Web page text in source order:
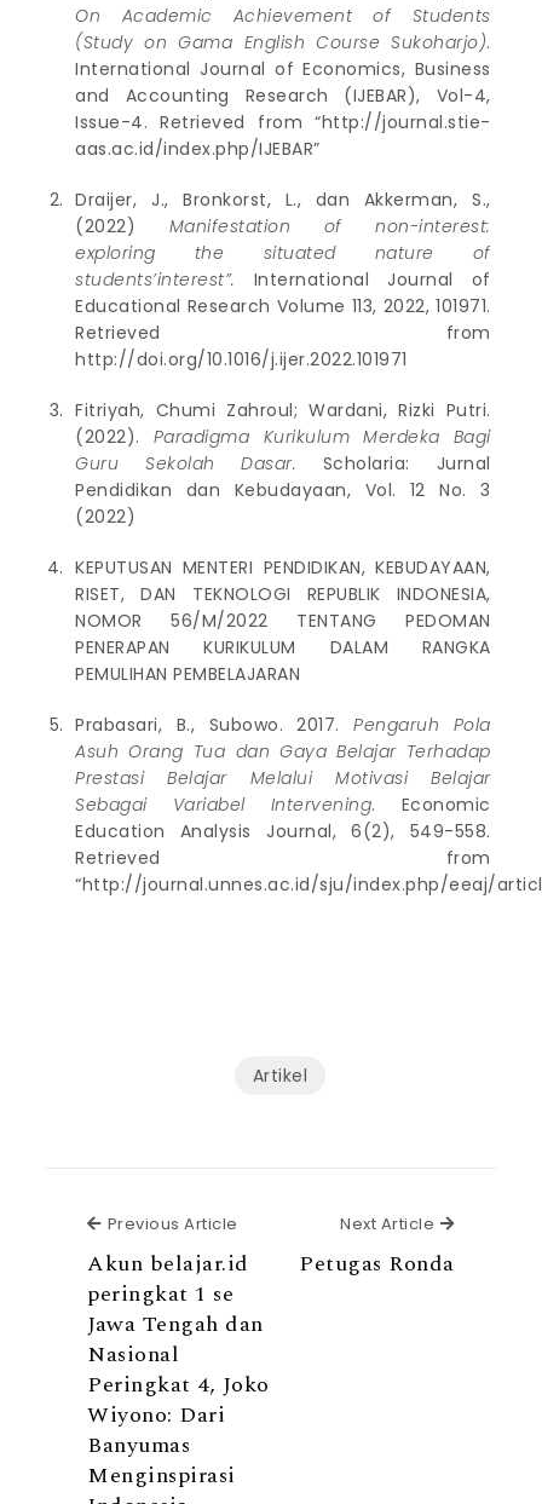
On Academic Achievement of Students
(Study on Gama English Course Sukoharjo).
International Journal of Economics, Business
and Accounting Research (IJEBAR), Vol-4,
Issue-4. Retrieved from “http://journal.stie-
aas.ac.id/index.php/IJEBAR”
Draijer, J., Bronkorst, L., dan Akkerman, S.,
(2022) Manifestation of non-interest:
exploring the situated nature of
students’interest”. International Journal of
Educational Research Volume 113, 2022, 101971.
Retrieved from
http://doi.org/10.1016/j.ijer.2022.101971
Fitriyah, Chumi Zahroul; Wardani, Rizki Putri.
(2022). Paradigma Kurikulum Merdeka Bagi
Guru Sekolah Dasar. Scholaria: Jurnal
Pendidikan dan Kebudayaan, Vol. 12 No. 3
(2022)
KEPUTUSAN MENTERI PENDIDIKAN, KEBUDAYAAN,
RISET, DAN TEKNOLOGI REPUBLIK INDONESIA,
NOMOR 56/M/2022 TENTANG PEDOMAN
PENERAPAN KURIKULUM DALAM RANGKA
PEMULIHAN PEMBELAJARAN
Prabasari, B., Subowo. 2017.Pengaruh Pola
Asuh Orang Tua dan Gaya Belajar Terhadap
Prestasi Belajar Melalui Motivasi Belajar
Sebagai Variabel Intervening. Economic
Education Analysis Journal, 6(2), 549-558.
Retrieved from
“http://journal.unnes.ac.id/sju/index.php/eeaj/
Artikel
Previous Article Previous Article
Akun belajar.id
peringkat 1 se
Jawa Tengah dan
Nasional
Peringkat 4, Joko
Wiyono: Dari
Banyumas
Menginspirasi
Next Article Next
Petugas Ronda